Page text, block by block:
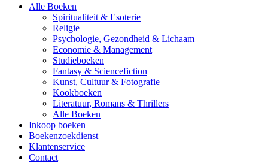
Alle Boeken
Spiritualiteit & Esoterie
Religie
Psychologie, Gezondheid & Lichaam
Economie & Management
Studieboeken
Fantasy & Sciencefiction
Kunst, Cultuur & Fotografie
Kookboeken
Literatuur, Romans & Thrillers
Alle Boeken
Inkoop boeken
Boekenzoekdienst
Klantenservice
Contact